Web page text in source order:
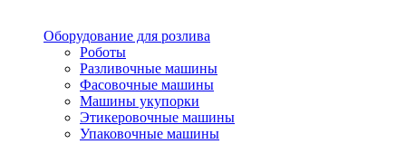
Оборудование для розлива
Роботы
Разливочные машины
Фасовочные машины
Машины укупорки
Этикеровочные машины
Упаковочные машины